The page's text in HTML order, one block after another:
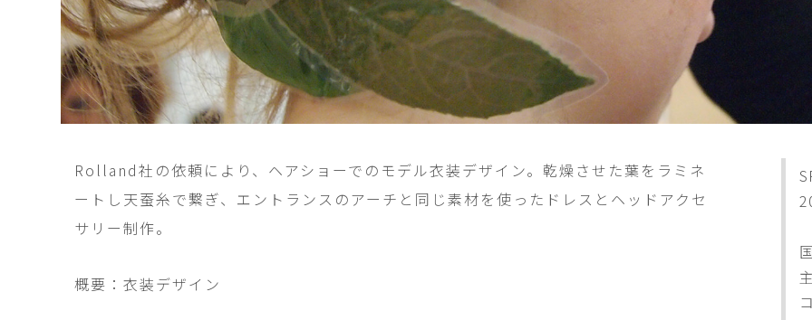
Rolland社の依頼により、ヘアショーでのモデル衣装デザイン。乾燥させた葉をラミネ
ートし天蚕糸で繋ぎ、エントランスのアーチと同じ素材を使ったドレスとヘッドアクセ
サリー制作。
概要：衣装デザイン